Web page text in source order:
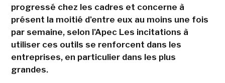
progressé chez les cadres et concerne à
présent la moitié d'entre eux au moins une fois
par semaine, selon l'Apec Les incitations à
utiliser ces outils se renforcent dans les
entreprises, en particulier dans les plus
grandes.